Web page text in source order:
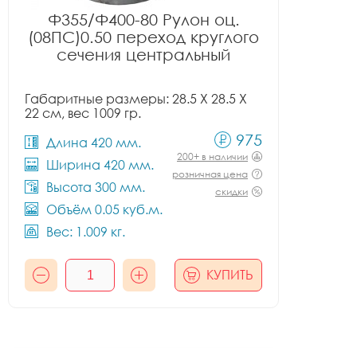
Ф355/Ф400-80 Рулон оц.
(08ПС)0.50 переход круглого
сечения центральный
Габаритные размеры: 28.5 X 28.5 X
22 см, вес 1009 гр.
Длина 420 мм.
Ширина 420 мм.
Высота 300 мм.
Объём 0.05 куб.м.
Вес: 1.009 кг.
975
200+ в наличии
розничная цена
скидки
КУПИТЬ